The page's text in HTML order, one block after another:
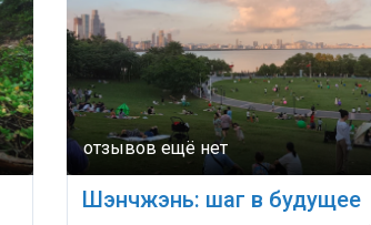
Шэнчжэнь: шаг в будущее